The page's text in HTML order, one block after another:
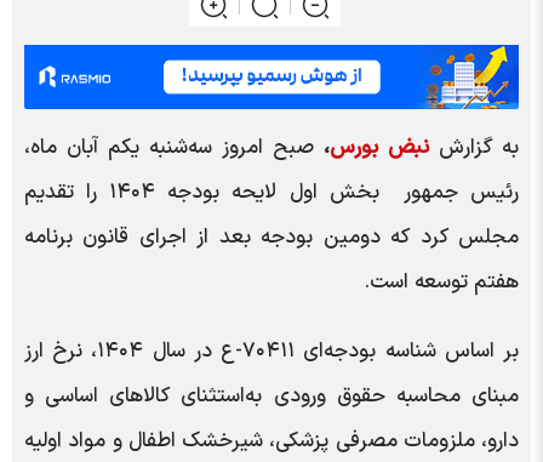
به گزارش نبض بورس، صبح امروز سه‌شنبه یکم آبان ماه،
رئیس جمهور بخش اول لایحه بودجه ۱۴۰۴ را تقدیم
مجلس کرد که دومین بودجه بعد از اجرای قانون برنامه
هفتم توسعه است.
بر اساس شناسه بودجه‌ای ۷۰۴۱۱-ع در سال ۱۴۰۴، نرخ ارز
مبنای محاسبه حقوق ورودی به‌استثنای کالاهای اساسی و
دارو، ملزومات مصرفی پزشکی، شیرخشک اطفال و مواد اولیه